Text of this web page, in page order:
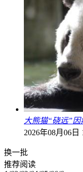
大熊猫“硗远”
2026年08月06日
换一批
推荐阅读